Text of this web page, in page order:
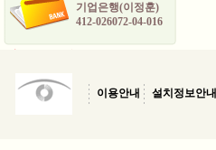
기업은행(이정훈)
412-026072-04-016
이용안내 설치정보안내